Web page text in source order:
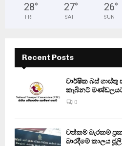
28°
FRI
27°
SAT
26°
SUN
Recent Posts
වාර්ෂික බස්
කැබිනට්
0
වත්කම් බැරකම්
බාරදීමේ කාලය